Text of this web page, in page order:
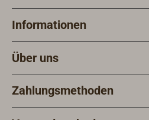
Informationen
Über uns
Zahlungsmethoden